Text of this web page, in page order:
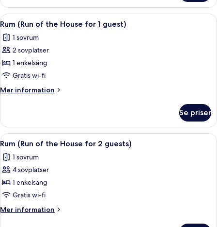
Twin
Room
Öppna
alla
foton
för
Rum
(Run
of
the
for
guest)
Ett hotellrum med en säng, en TV
11
Rum (Run of the House for 1 guest)
1 sovrum
2 sovplatser
1 enkelsäng
Gratis wi-fi
Mer information
Mer
(Run
of
the
House
for
Se priser
Öppna
alla
foton
för
Rum
(Run
of
the
Ett hotellrum med två sängar, ett
11
Rum (Run of the House for 2 guests)
1 sovrum
4 sovplatser
1 enkelsäng
Gratis wi-fi
Mer information
Mer